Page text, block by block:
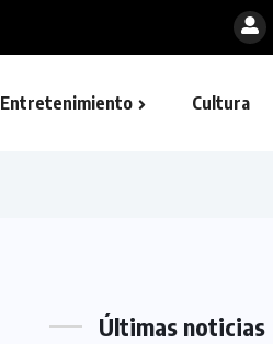
Entretenimiento Cultura
Últimas noticias